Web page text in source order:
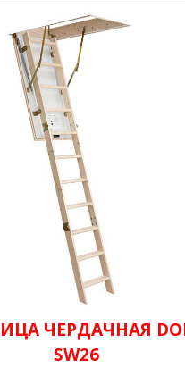
ЧЕРДАЧНАЯ
SW26